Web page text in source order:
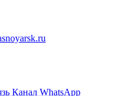
Канал WhatsApp